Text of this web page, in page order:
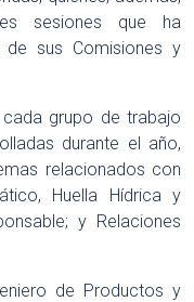
sesiones que ha
sus Comisiones y
grupo de trabajo
durante el año,
relacionados con
Huella Hídrica y
y Relaciones
de Productos y